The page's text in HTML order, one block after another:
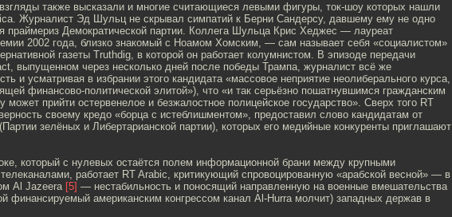
также высказали и многие считающиеся левыми фигуры, ток-шоу которых нашли
Журналист Эд Шульц не скрывал симпатий к Берни Сандерсу, давшему ему не одно
праймериз Демократической партии. Коллега Шульца Крис Хеджес — лауреат
2002 года, близко знакомый с Ноамом Хомским, — сам называет себя «социалистом»
газеты Truthdig, в которой он работает колумнистом. В эпизоде передачи
выпущенном через несколько дней после победы Трампа, журналист всё же
и усматривая в избрании этого кандидата «массовое неприятие неолиберального курса,
финансово-политической элитой»), что «и так серьёзно пошатнувшимся гражданским
может прийти остервенелое и безжалостное полицейское государство». Сверх того RT
своему кредо «борца с истеблишментом», предоставил слово кандидатам от
зелёных и Либертарианской партии), которых его медийные конкуренты приглашают
который с нулевых остаётся полем информационной брани между крупными
работает RT Arabic, критикующий спровоцированную «арабской весной» — в
Al Jazeera [5] — нестабильность и поносящий направленную на военные вмешательства
финансируемый американским конгрессом канал Al-Hurra молчит) западных держав в